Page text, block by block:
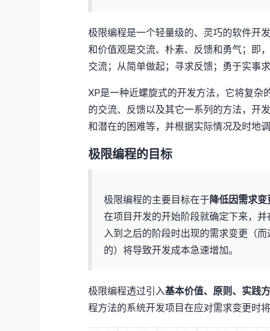
极限编程是一个轻量级的、灵巧的软件开
和价值观是交流、朴素、反馈和勇气；即
交流；从简单做起；寻求反馈；勇于实事求
XP是一种近螺旋式的开发方法，它将复杂
的交流、反馈以及其它一系列的方法，开
和潜在的困难等，并根据实际情况及时地调
极限编程的目标
极限编程的主要目标在于降低因需求
在项目开发的开始阶段就确定下来，
入到之后的阶段时出现的需求变更（
的）将导致开发成本急速增加。
极限编程透过引入基本价值、原则、实践
程方法的系统开发项目在应对需求变更时将